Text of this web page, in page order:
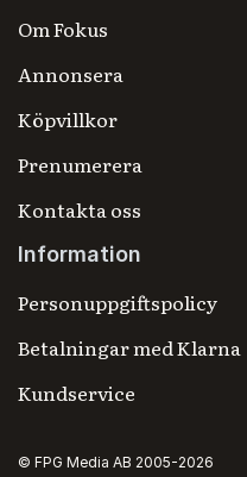
Om Fokus
Annonsera
Köpvillkor
Prenumerera
Kontakta oss
Information
Personuppgiftspolicy
Betalningar med Klarna
Kundservice
© FPG Media AB 2005-2026